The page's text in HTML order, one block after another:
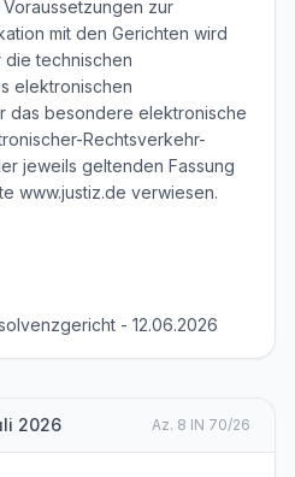
zur
mit den Gerichten wird
technischen
elektronischen
das besondere elektronische
Rechtsverkehr-
jeweils geltenden Fassung
www.justiz.de verwiesen.
- 12.06.2026
2026 Az. 8 IN 70/26